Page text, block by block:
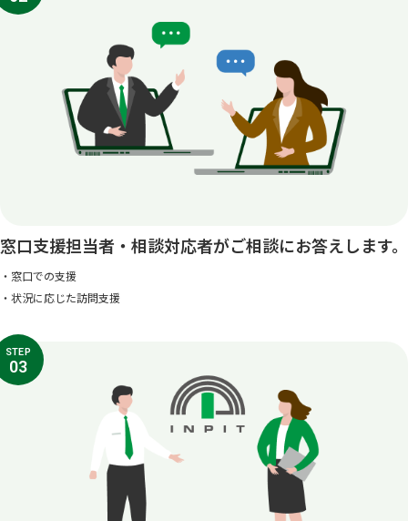
窓口支援担当者・相談対応者がご相談にお答えします。
・窓口での支援
・状況に応じた訪問支援
STEP
03